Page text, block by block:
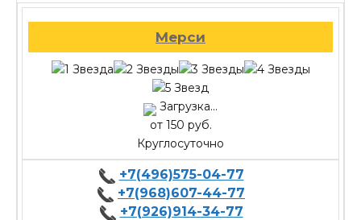
Мерси
Загрузка...
от 150 руб.
Круглосуточно
+7(496)575-04-77
+7(968)607-44-77
+7(926)914-34-77